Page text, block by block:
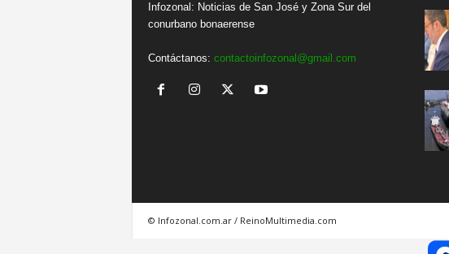
Infozonal: Noticias de San José y Zona Sur del
conurbano bonaerense
Contáctanos: contactoinfozonal@gmail.com
© Infozonal.com.ar / ReinoMultimedia.com